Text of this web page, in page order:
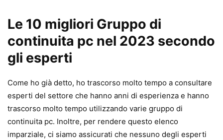
Le 10 migliori Gruppo di
continuita pc nel 2023 secondo
gli esperti
Come ho già detto, ho trascorso molto tempo a consultare
esperti del settore che hanno anni di esperienza e hanno
trascorso molto tempo utilizzando varie gruppo di
continuita pc. Inoltre, per rendere questo elenco
imparziale, ci siamo assicurati che nessuno degli esperti